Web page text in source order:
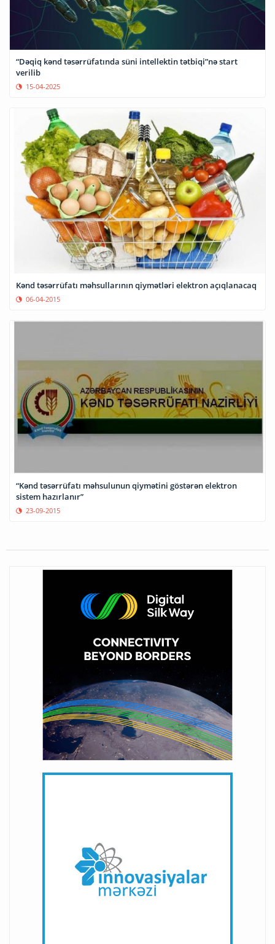
“Dəqiq kənd təsərrüfatında süni intellektin tətbiqi”nə start
verilib
15-04-2025
Kənd təsərrüfatı məhsullarının qiymətləri elektron açıqlanacaq
06-04-2015
“Kənd təsərrüfatı məhsulunun qiymətini göstərən elektron
sistem hazırlanır”
23-09-2015